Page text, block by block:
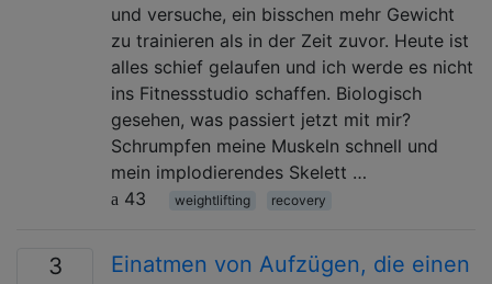
und versuche, ein bisschen mehr Gewicht
zu trainieren als in der Zeit zuvor. Heute ist
alles schief gelaufen und ich werde es nicht
ins Fitnessstudio schaffen. Biologisch
gesehen, was passiert jetzt mit mir?
Schrumpfen meine Muskeln schnell und
mein implodierendes Skelett …
43
weightlifting recovery
3
Einatmen von Aufzügen, die einen